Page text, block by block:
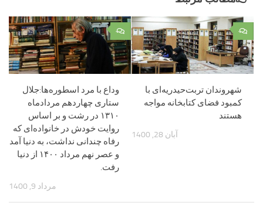
۰
وداع با مرد اسطوره‌ها:جلال
ستاری چهاردهم مردادماه
۱۳۱۰ در رشت و بر اساس
روایت خودش در خانواده‌ای که
رفاه چندانی نداشت، به دنیا آمد
و عصر نهم مرداد ۱۴۰۰ از دنیا
رفت.
مرداد 9, 1400
۰
شهروندان تربت‌حیدریه‌ای با
کمبود فضای کتابخانه مواجه
هستند
آبان 28, 1400